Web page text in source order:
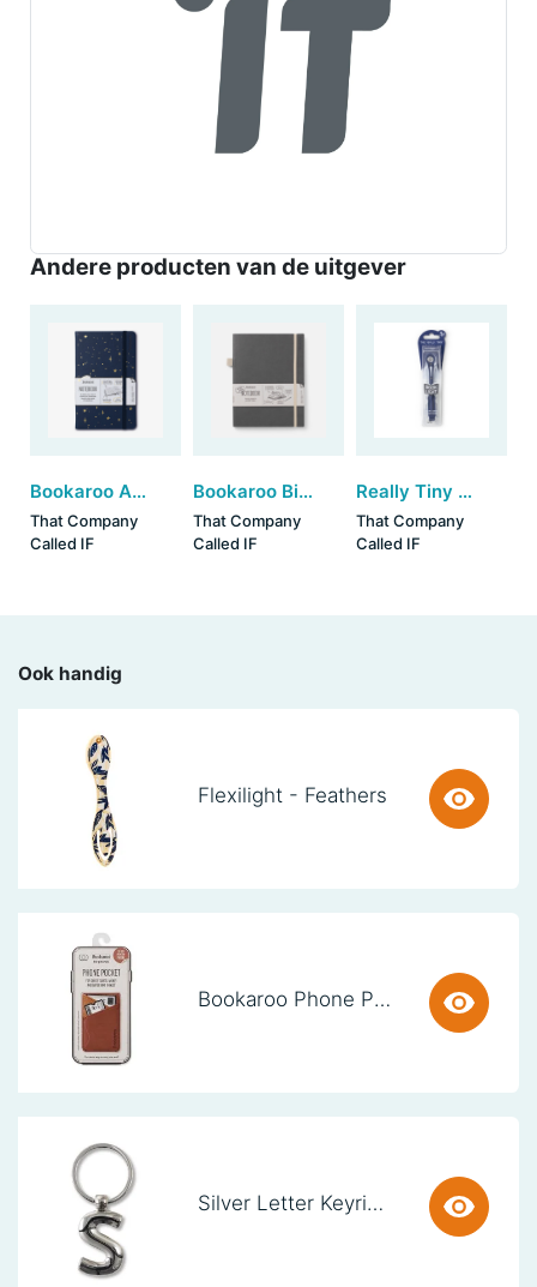
Andere producten van de uitgever
Bookaroo A5 notebook - Moon & Stars
That Company
Called IF
Bookaroo Bigger Things Notebook - Charcoal
That Company
Called IF
Really Tiny Book Light - Navy
That Company
Called IF
Ook handig
Flexilight - Feathers
Bookaroo Phone Pocket - Brown
Silver Letter Keyring - S (set van 3)